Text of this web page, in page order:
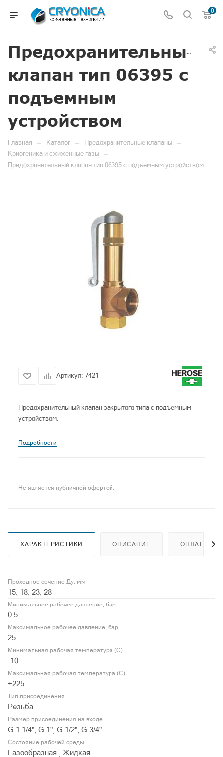
0
Предохранительный
клапан тип 06395 с
подъемным
устройством
Главная — Каталог — Предохранительные клапаны —
Криогеника и сжиженные газы —
Предохранительный клапан тип 06395 с подъемным устройством
Артикул: 7421
Предохранительный клапан закрытого типа с подъемным
устройством.
Подробности
Не является публичной офертой.
ХАРАКТЕРИСТИКИ ОПИСАНИЕ ОПЛАТА
Проходное сечение Ду, мм
15, 18, 23, 28
Минимальное рабочее давление, бар
0.5
Максимальное рабочее давление, бар
25
Минимальная рабочая температура (С)
-10
Максимальная рабочая температура (С)
+225
Тип присоединения
Резьба
Размер присоединения на входе
G 1 1/4", G 1", G 1/2", G 3/4"
Состояние рабочей среды
Газообразная , Жидкая